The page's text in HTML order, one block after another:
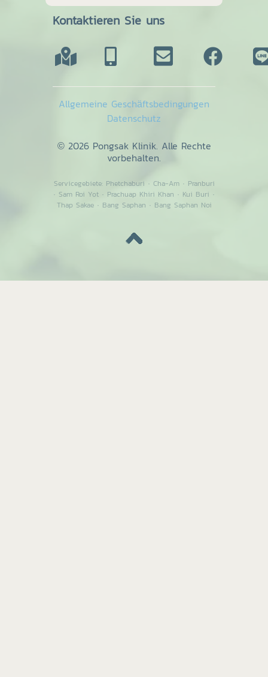
Kontaktieren Sie uns
Allgemeine Geschäftsbedingungen
Datenschutz
© 2026 Pongsak Klinik. Alle Rechte
vorbehalten.
Servicegebiete: Phetchaburi · Cha-Am· Pranburi
· Sam Roi Yot · Prachuap Khiri Khan · Kui Buri ·
Thap Sakae· Bang Saphan · Bang Saphan Noi